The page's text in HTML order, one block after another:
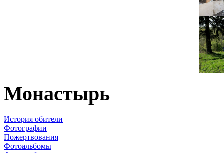
Монастырь
История обители
Фотографии
Пожертвования
Фотоальбомы